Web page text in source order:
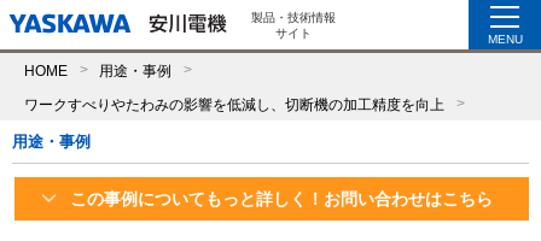
製品・技術情報
サイト
MENU
HOME 用途・事例
ワークすべりやたわみの影響を低減し、切断機の加工精度を向上
用途・事例
この事例についてもっと詳しく！お問い合わせはこちら